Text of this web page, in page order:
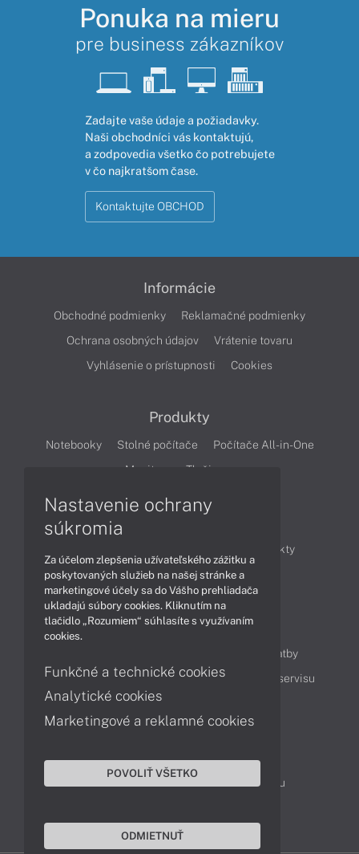
Ponuka na mieru
pre business zákazníkov
Zadajte vaše údaje a požiadavky.
Naši obchodníci vás kontaktujú,
a zodpovedia všetko čo potrebujete
v čo najkratšom čase.
Kontaktujte OBCHOD
Informácie
Obchodné podmienky
Reklamačné podmienky
Ochrana osobných údajov
Vrátenie tovaru
Vyhlásenie o prístupnosti
Cookies
Produkty
Notebooky Stolné počítače
Počítače All-in-One
Monitory
Tlačiarne
Produkty
Technológie
Videá
Obsah
Možnosti doručenia a platby
Podpora a servis
Servisné služby Cenník servisu
Kontakty
043 4224 771
Obchodné oddelenie
Reklamácia tovaru
Nastavenie ochrany
súkromia
Za účelom zlepšenia užívateľského zážitku a
poskytovaných služieb na našej stránke a
marketingové účely sa do Vášho prehliadača
ukladajú súbory cookies. Kliknutím na
tlačidlo „Rozumiem“ súhlasíte s využívaním
cookies.
Funkčné a technické cookies
Analytické cookies
Marketingové a reklamné cookies
POVOLIŤ VŠETKO
ODMIETNUŤ